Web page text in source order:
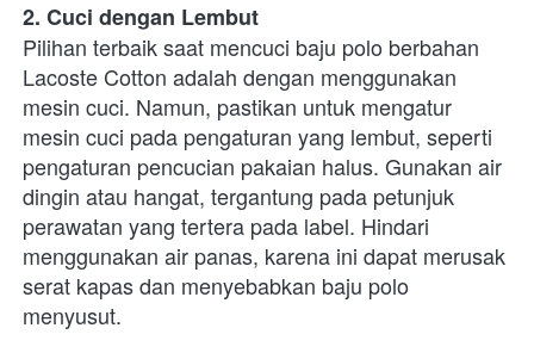
2. Cuci dengan Lembut
Pilihan terbaik saat mencuci baju polo berbahan
Lacoste Cotton adalah dengan menggunakan
mesin cuci. Namun, pastikan untuk mengatur
mesin cuci pada pengaturan yang lembut, seperti
pengaturan pencucian pakaian halus. Gunakan air
dingin atau hangat, tergantung pada petunjuk
perawatan yang tertera pada label. Hindari
menggunakan air panas, karena ini dapat merusak
serat kapas dan menyebabkan baju polo
menyusut.